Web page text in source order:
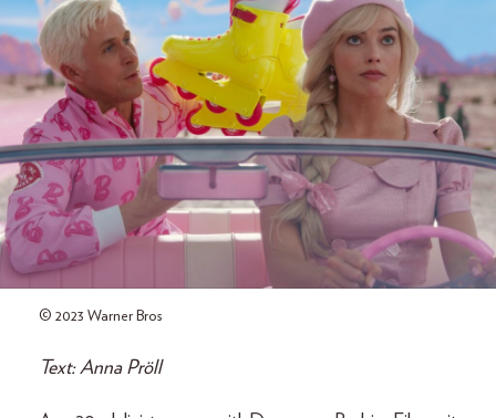
© 2023 Warner Bros
Text: Anna Pröll